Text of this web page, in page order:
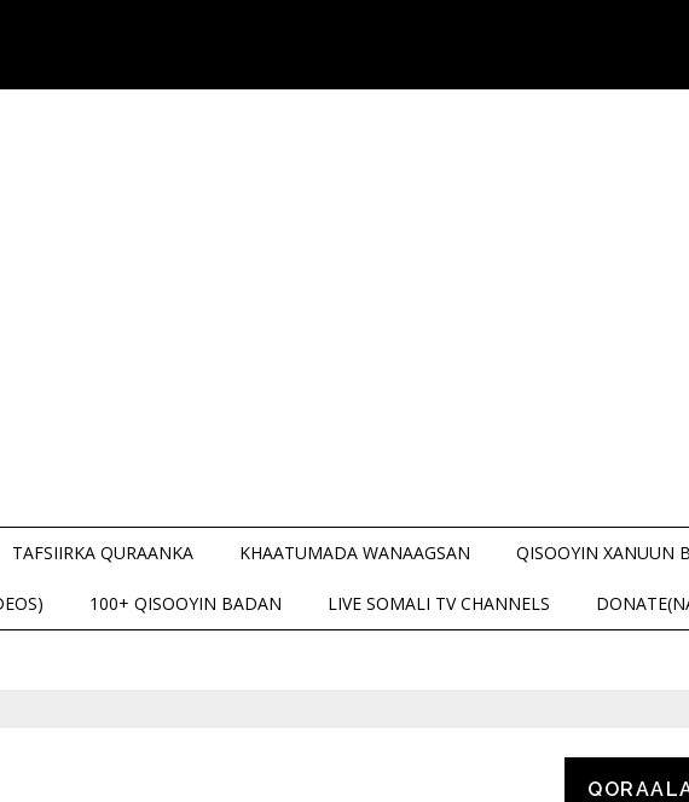
TAFSIIRKA QURAANKA KHAATUMADA WANAAGSAN QISOOYIN XANUUN
100+ QISOOYIN BADAN LIVE SOMALI TV CHANNELS